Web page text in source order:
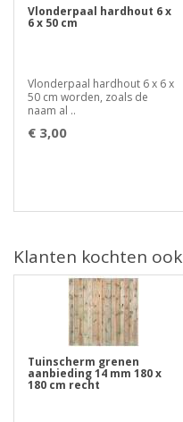
Vlonderpaal hardhout 6 x
6 x 50 cm
Vlonderpaal hardhout 6 x 6 x
50 cm worden, zoals de
naam al ..
€ 3,00
Klanten kochten ook
Tuinscherm grenen
aanbieding 14 mm 180 x
180 cm recht